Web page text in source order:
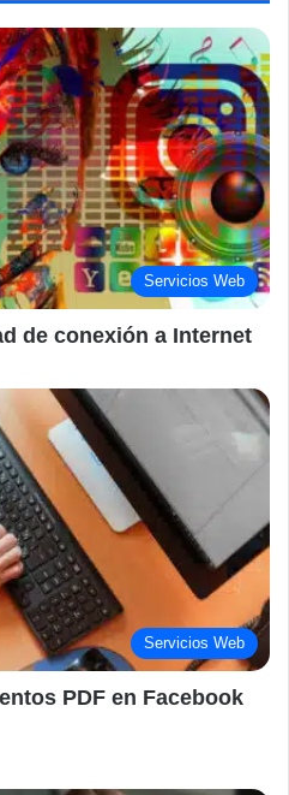
Servicios Web
de conexión a Internet
Servicios Web
PDF en Facebook